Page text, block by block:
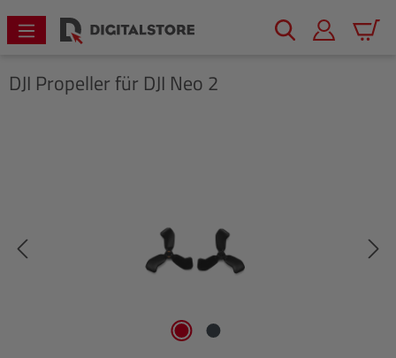
springen
DJI Propeller für DJI Neo 2